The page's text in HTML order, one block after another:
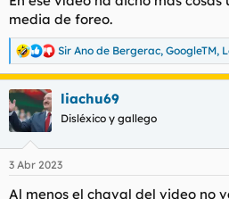
media de foreo.
R
e
a
c
c
e
Sir Ano de Bergerac, GoogleTM,
liachu69
Disléxico y gallego
3 Abr 2023
Al menos el chaval del video no